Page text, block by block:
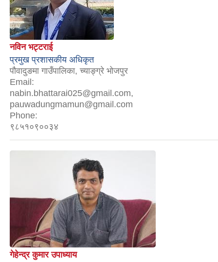
नविन भट्टराई
प्रमुख प्रशासकीय अधिकृत
पौवादुङमा गाउँपालिका, च्याङ्ग्रे भोजपुर
Email:
nabin.bhattarai025@gmail.com,
pauwadungmamun@gmail.com
Phone:
९८५१०९००३४
गेहेन्द्र कुमार उपाध्याय